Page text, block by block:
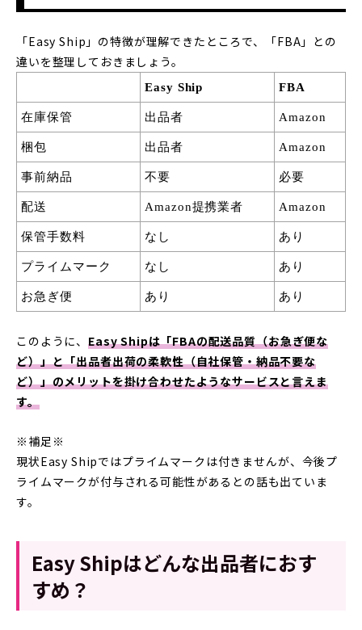
「Easy Ship」の特徴が理解できたところで、「FBA」との
違いを整理しておきましょう。
Easy Ship FBA
在庫保管 出品者 Amazon
梱包 出品者 Amazon
事前納品 不要 必要
配送 Amazon提携業者 Amazon
保管手数料 なし あり
プライムマーク なし あり
お急ぎ便 あり あり
このように、Easy Shipは「FBAの配送品質（お急ぎ便な
ど）」と「出品者出荷の柔軟性（自社保管・納品不要な
ど）」のメリットを掛け合わせたようなサービスと言えま
す。
※補足※
現状Easy Shipではプライムマークは付きませんが、今後プ
ライムマークが付与される可能性があるとの話も出ていま
す。
Easy Shipはどんな出品者におす
すめ？